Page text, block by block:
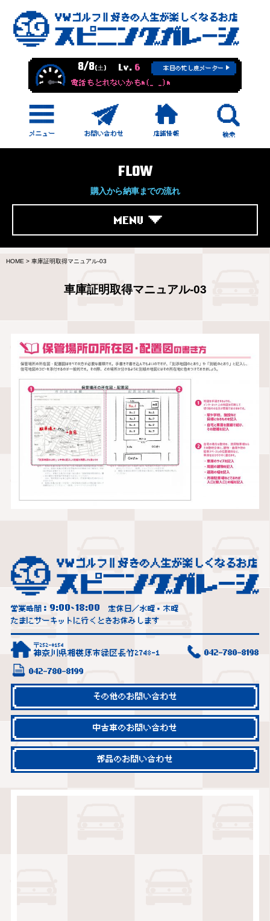
8/8(土) Lv. 6 本日の忙し度メーター
電話もとれないかもm(_ _)m
FLOW
購入から納車までの流れ
MENU
HOME > 車庫証明取得マニュアル-03
車庫証明取得マニュアル-03
営業時間： 9:00~18:00
定休日／水曜・木曜
たまにサーキットに行くときお休みします
〒252-0154
神奈川県相模原市緑区長竹2748-1 042-780-8198
042-780-8199
その他のお問い合わせ
中古車のお問い合わせ
部品のお問い合わせ